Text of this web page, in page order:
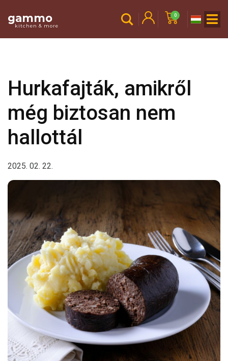
gammo
kitchen & more
0
Hurkafajták, amikről
még biztosan nem
hallottál
2025. 02. 22.